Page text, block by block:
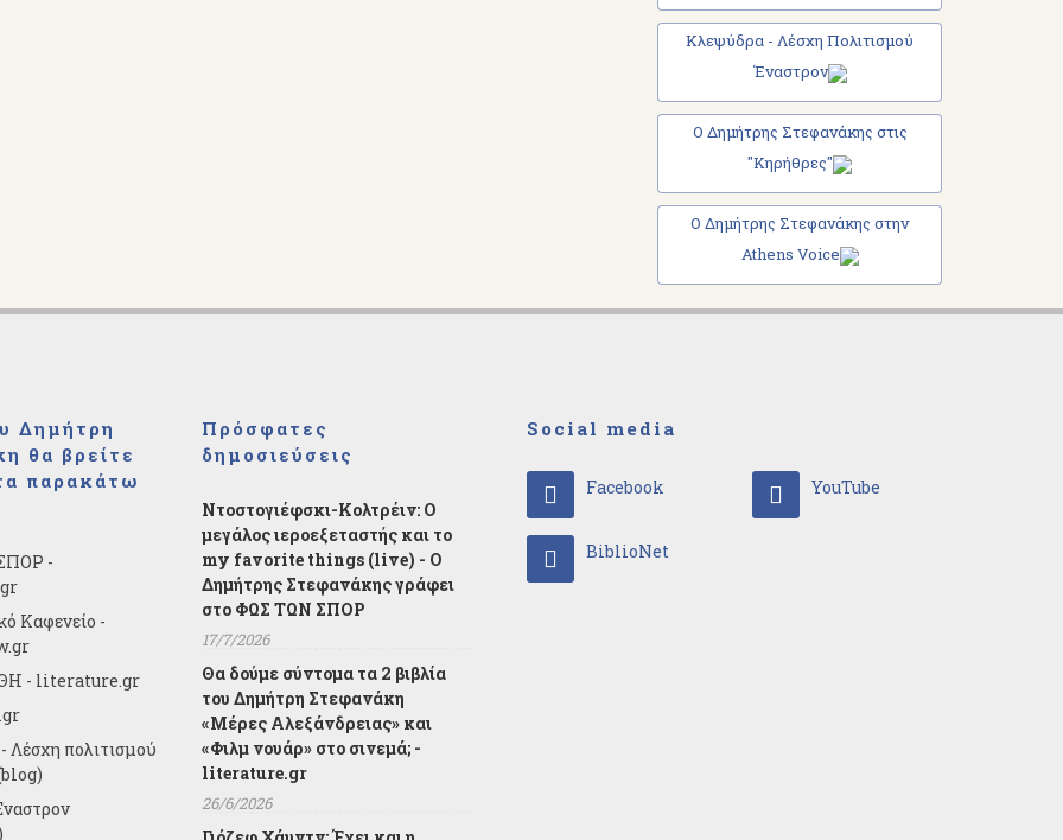
Κλεψύδρα - Λέσχη Πολιτισμού
Έναστρον
Ο Δημήτρης Στεφανάκης στις
"Κηρήθρες"
Ο Δημήτρης Στεφανάκης στην
Athens Voice
Δημήτρη
θα βρείτε
παρακάτω
-
Καφενείο -
- literature.gr
Λέσχη πολιτισμού
Πρόσφατες
δημοσιεύσεις
Ντοστογιέφσκι-Κολτρέιν: Ο
μεγάλος ιεροεξεταστής και το
my favorite things (live) - Ο
Δημήτρης Στεφανάκης γράφει
στο ΦΩΣ ΤΩΝ ΣΠΟΡ
17/7/2026
Θα δούμε σύντομα τα 2 βιβλία
του Δημήτρη Στεφανάκη
«Μέρες Αλεξάνδρειας» και
«Φιλμ νουάρ» στο σινεμά; -
literature.gr
26/6/2026
Social media
Facebook YouTube
BiblioNet